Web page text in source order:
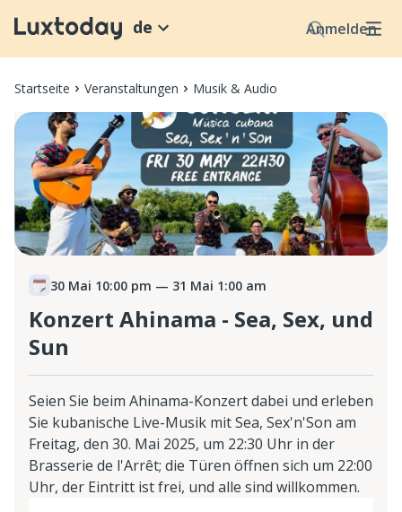
Anmelden
de
Startseite Veranstaltungen Musik & Audio
30 Mai 10:00 pm — 31 Mai 1:00 am
Konzert Ahinama - Sea, Sex, und
Sun
Seien Sie beim Ahinama-Konzert dabei und erleben
Sie kubanische Live-Musik mit Sea, Sex'n'Son am
Freitag, den 30. Mai 2025, um 22:30 Uhr in der
Brasserie de l'Arrêt; die Türen öffnen sich um 22:00
Uhr, der Eintritt ist frei, und alle sind willkommen.